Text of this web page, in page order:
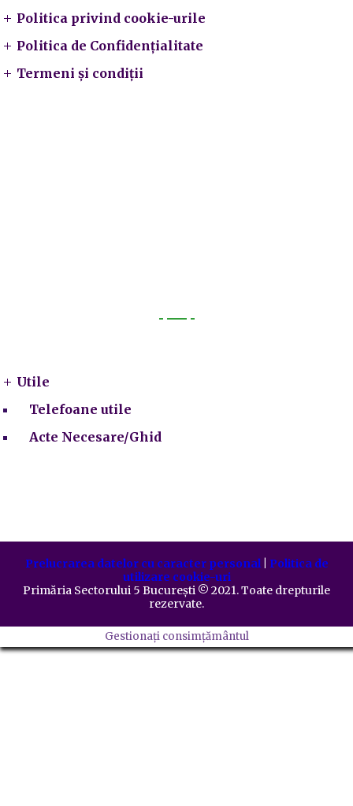
Politica privind cookie-urile
Politica de Confidențialitate
Termeni și condiții
Utile
Telefoane utile
Acte Necesare/Ghid
Prelucrarea datelor cu caracter personal| Politica de
utilizare cookie-uri
Primăria Sectorului 5 București ©️ 2021. Toate drepturile
rezervate.
Gestionați consimțământul